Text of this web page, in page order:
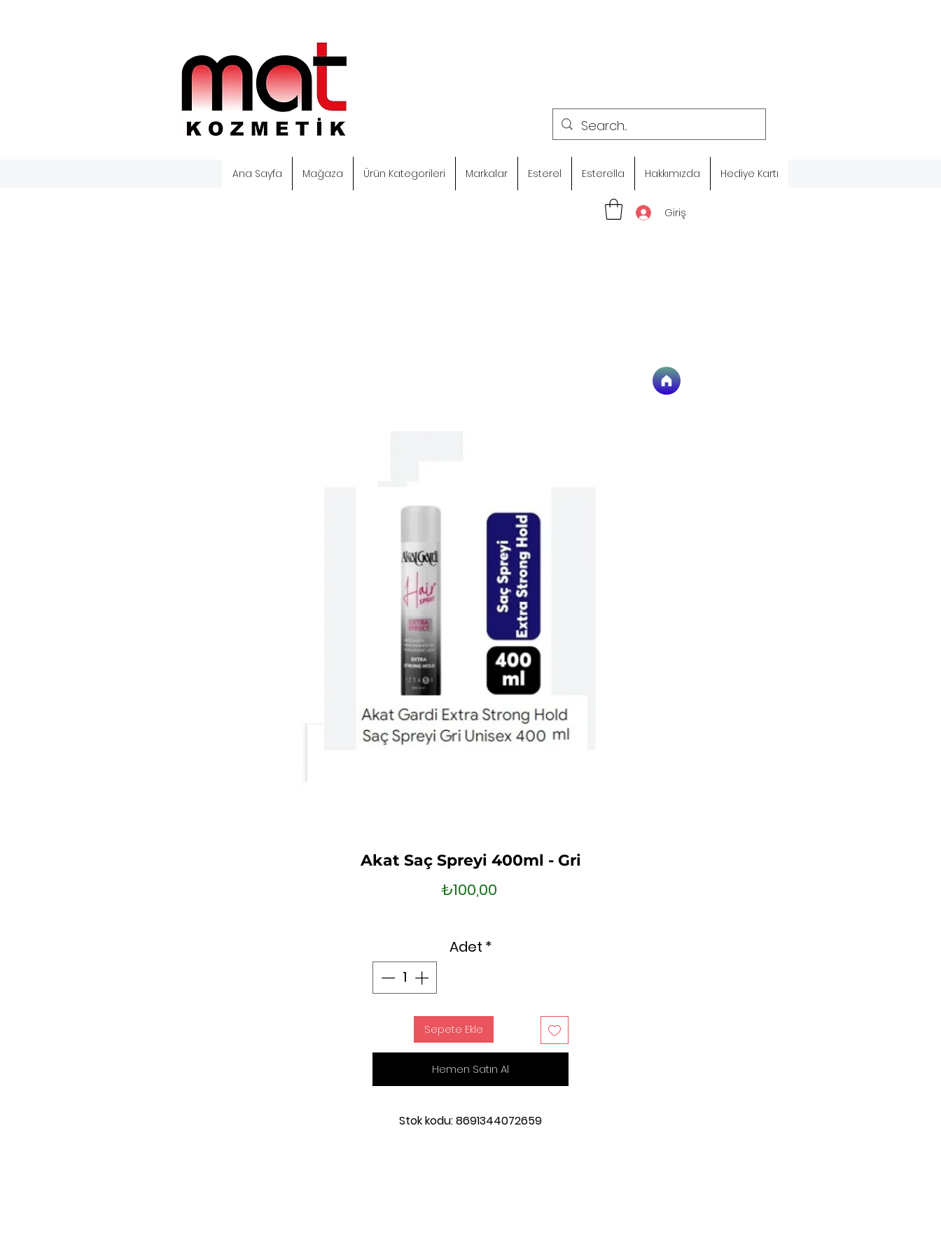
Ana Sayfa Mağaza Ürün Kategorileri Markalar Esterel Esterella Hakkımızda Hediye Kartı
Giriş
Akat Saç Spreyi 400ml - Gri
₺100,00Fiyat
Adet *
Sepete Ekle
Hemen Satın Al
Stok kodu: 8691344072659